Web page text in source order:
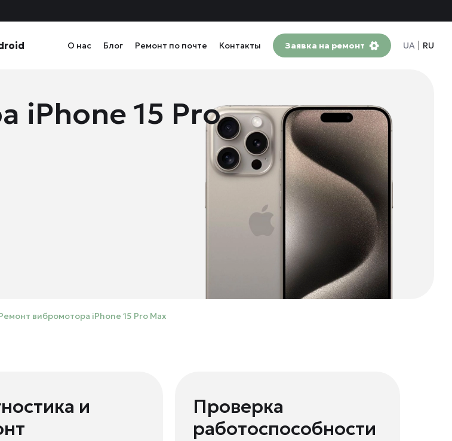
О нас Блог Ремонт по почте Контакты Заявка на ремонт UA RU
iPhone 15 Pro
вибромотора iPhone 15 Pro Max
и
Проверка
работоспособности